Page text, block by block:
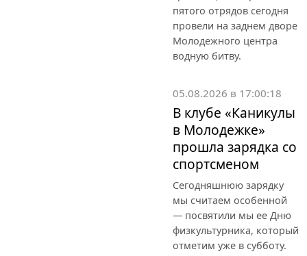
пятого отрядов сегодня
провели на заднем дворе
Молодежного центра
водную битву.
05.08.2026 в 17:00:18
В клубе «Каникулы
в Молодежке»
прошла зарядка со
спортсменом
Сегодняшнюю зарядку
мы считаем особенной
— посвятили мы ее Дню
физкультурника, который
отметим уже в субботу.